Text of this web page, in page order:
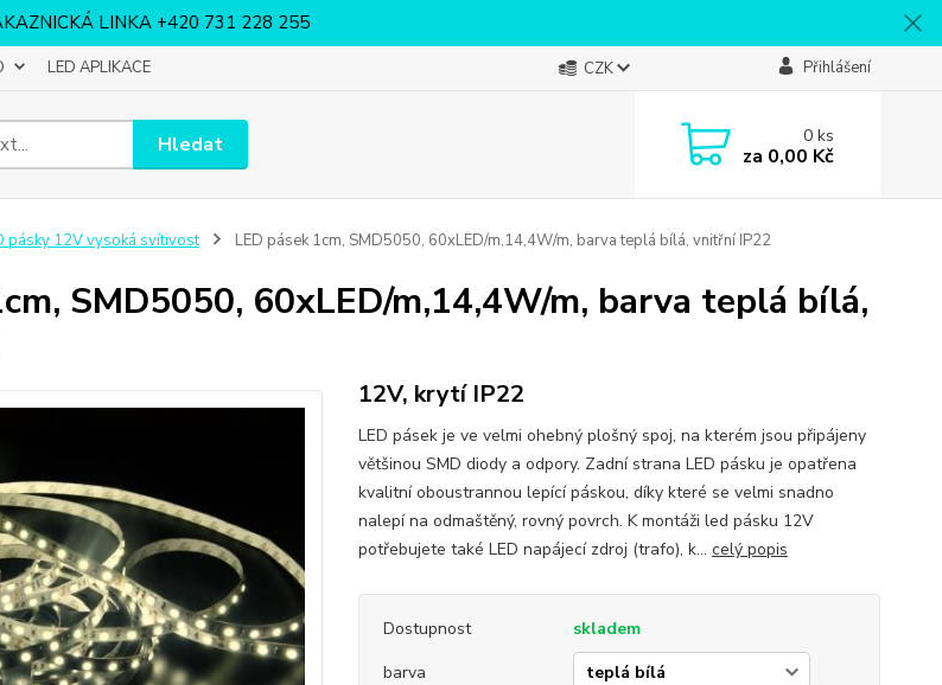
LINKA +420 731 228 255
LED APLIKACE CZK Přihlášení
Hledat 0ks
za 0,00 Kč
pásky 12V vysoká svítivost LED pásek 1cm, SMD5050, 60xLED/m,14,4W/m, barva teplá bílá, vnitřní IP22
SMD5050, 60xLED/m,14,4W/m, barva teplá bílá,
12V, krytí IP22
LED pásek je ve velmi ohebný plošný spoj, na kterém jsou připájeny
většinou SMD diody a odpory. Zadní strana LED pásku je opatřena
kvalitní oboustrannou lepící páskou, díky které se velmi snadno
nalepí na odmaštěný, rovný povrch. K montáži led pásku 12V
potřebujete také LED napájecí zdroj (trafo), k... celý popis
Dostupnost
skladem
barva